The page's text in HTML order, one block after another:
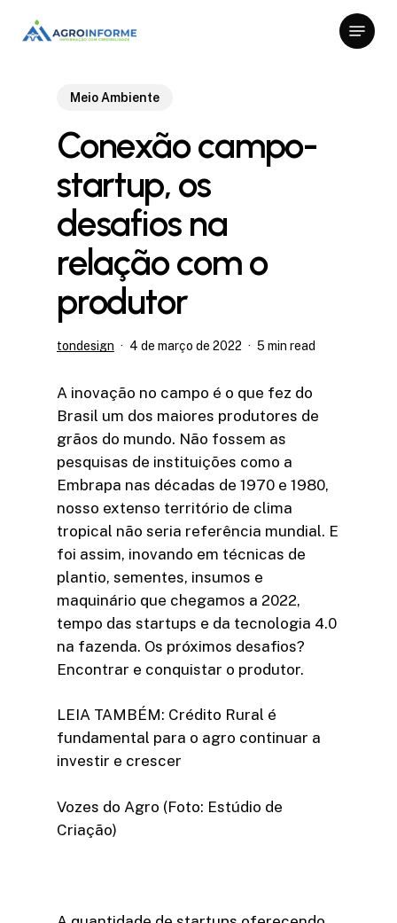
Menu
Meio Ambiente
Conexão campo-
startup, os
desafios na
relação com o
produtor
tondesign 4 de março de 2022 5 min read
A inovação no campo é o que fez do
Brasil um dos maiores produtores de
grãos do mundo. Não fossem as
pesquisas de instituições como a
Embrapa nas décadas de 1970 e 1980,
nosso extenso território de clima
tropical não seria referência mundial. E
foi assim, inovando em técnicas de
plantio, sementes, insumos e
maquinário que chegamos a 2022,
tempo das startups e da tecnologia 4.0
na fazenda. Os próximos desafios?
Encontrar e conquistar o produtor.
LEIA TAMBÉM: Crédito Rural é
fundamental para o agro continuar a
investir e crescer
Vozes do Agro (Foto: Estúdio de
Criação)